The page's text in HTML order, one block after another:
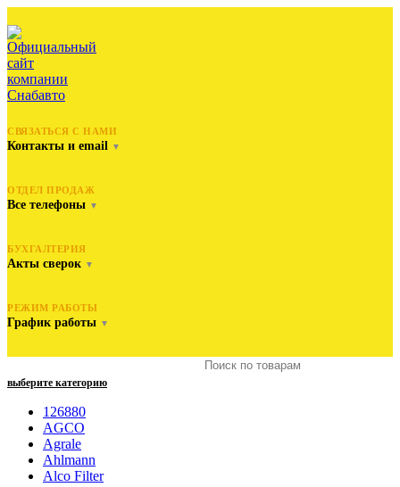
СВЯЗАТЬСЯ С НАМИ
Контакты и email ▼
ОТДЕЛ ПРОДАЖ
Все телефоны ▼
БУХГАЛТЕРИЯ
Акты сверок ▼
РЕЖИМ РАБОТЫ
График работы ▼
выберите категорию
126880
AGCO
Agrale
Ahlmann
Alco Filter